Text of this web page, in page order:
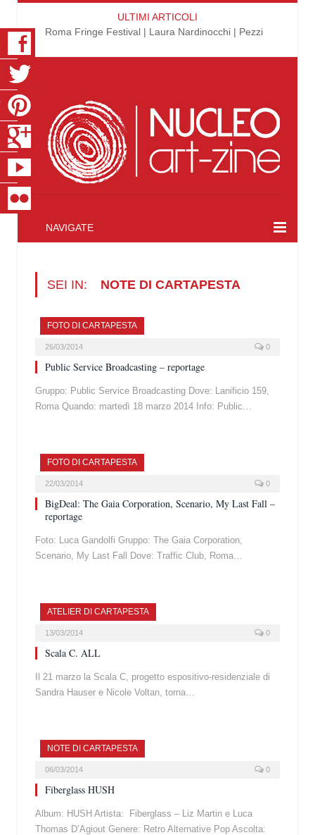
ULTIMI ARTICOLI
Roma Fringe Festival | Laura Nardinocchi | Pezzi
NAVIGATE
SEI IN: NOTE DI CARTAPESTA
FOTO DI CARTAPESTA
26/03/2014 0
Public Service Broadcasting – reportage
Gruppo: Public Service Broadcasting Dove: Lanificio 159,
Roma Quando: martedì 18 marzo 2014 Info: Public…
FOTO DI CARTAPESTA
22/03/2014 0
BigDeal: The Gaia Corporation, Scenario, My Last Fall –
reportage
Foto: Luca Gandolfi Gruppo: The Gaia Corporation,
Scenario, My Last Fall Dove: Traffic Club, Roma…
ATELIER DI CARTAPESTA
13/03/2014 0
Scala C. ALL
Il 21 marzo la Scala C, progetto espositivo-residenziale di
Sandra Hauser e Nicole Voltan, torna…
NOTE DI CARTAPESTA
06/03/2014 0
Fiberglass HUSH
Album: HUSH Artista: Fiberglass – Liz Martin e Luca
Thomas D’Agiout Genere: Retro Alternative Pop Ascolta: